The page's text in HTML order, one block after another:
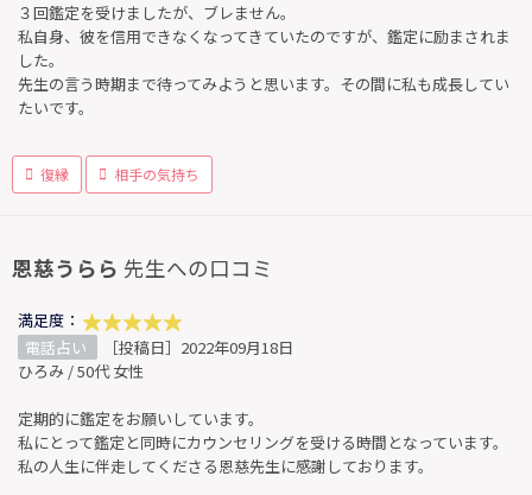
３回鑑定を受けましたが、ブレません。
私自身、彼を信用できなくなってきていたのですが、鑑定に励まされま
した。
先生の言う時期まで待ってみようと思います。その間に私も成長してい
たいです。
復縁 相手の気持ち
恩慈うらら 先生への口コミ
満足度：
電話占い
［投稿日］2022年09月18日
ひろみ / 50代 女性
定期的に鑑定をお願いしています。
私にとって鑑定と同時にカウンセリングを受ける時間となっています。
私の人生に伴走してくださる恩慈先生に感謝しております。